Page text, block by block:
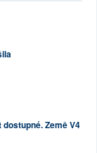
Země V4